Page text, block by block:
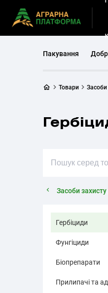
Пакування
Товари Засоби
Засоби
Гербіциди
Фунгіциди
Біопрепарати
Прилипачі та